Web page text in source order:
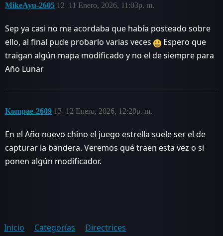
MikeAyu-2605 11 Enero, 2026, 11:03p. m.
12
Sep ya casi no me acordaba que había posteado sobre
ello, al final pude probarlo varias veces
Espero que
traigan algún mapa modificado y no el de siempre para
Año Lunar
Kompae-2609 12 Enero, 2026, 12:28p. m.
13
En el Año nuevo chino el juego estrella suele ser el de
capturar la bandera. Veremos qué traen esta vez o si
ponen algún modificador.
Inicio Categorías Directrices